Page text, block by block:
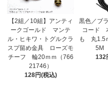
【2組／10組】アンティ
ークゴールド マンテ
ル・ヒキワ・トグルクラ
スプ留め金具 ローズモ
チーフ 輪20ｍｍ（766
21746）
128円(税込)
黒色／ブ
コード
も 丸1.5
5M
132